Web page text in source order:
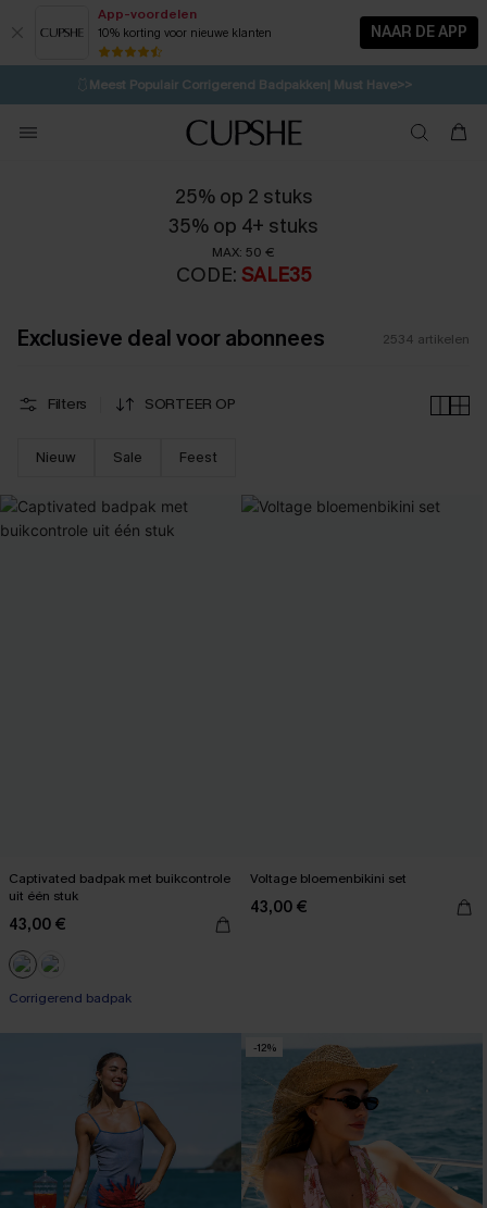
App-voordelen
10% korting voor nieuwe klanten NAAR DE APP
⚡️LAATSTE KANS | Tot 50% korting>>
🩱Meest Populair Corrigerend Badpakken| Must Have>>
💌Abonneer je & ontvang tot 15% korting>>
Koop 3, krijg 15% korting | CODE: SW15
25% op 2 stuks
35% op 4+ stuks
MAX: 50 €
CODE: SALE35
Exclusieve deal voor abonnees 2534 artikelen
Filters SORTEER OP
Nieuw Sale Feest
Captivated badpak met buikcontrole
uit één stuk
43,00 €
Corrigerend badpak
Voltage bloemenbikini set
43,00 €
-12%